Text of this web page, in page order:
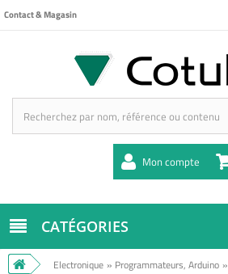
Contact & Magasin
Mon compte
CATÉGORIES
Electronique » Programmateurs, Arduino »